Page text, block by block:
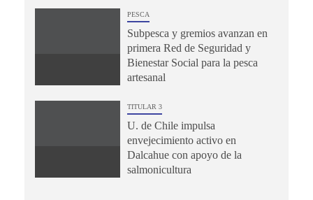
PESCA
Subpesca y gremios avanzan en
primera Red de Seguridad y
Bienestar Social para la pesca
artesanal
TITULAR 3
U. de Chile impulsa
envejecimiento activo en
Dalcahue con apoyo de la
salmonicultura